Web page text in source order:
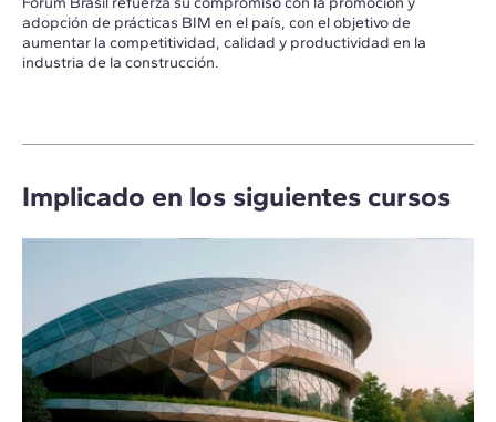
adopción de prácticas BIM en el país, con el objetivo de
aumentar la competitividad, calidad y productividad en la
industria de la construcción.
Implicado en los siguientes cursos